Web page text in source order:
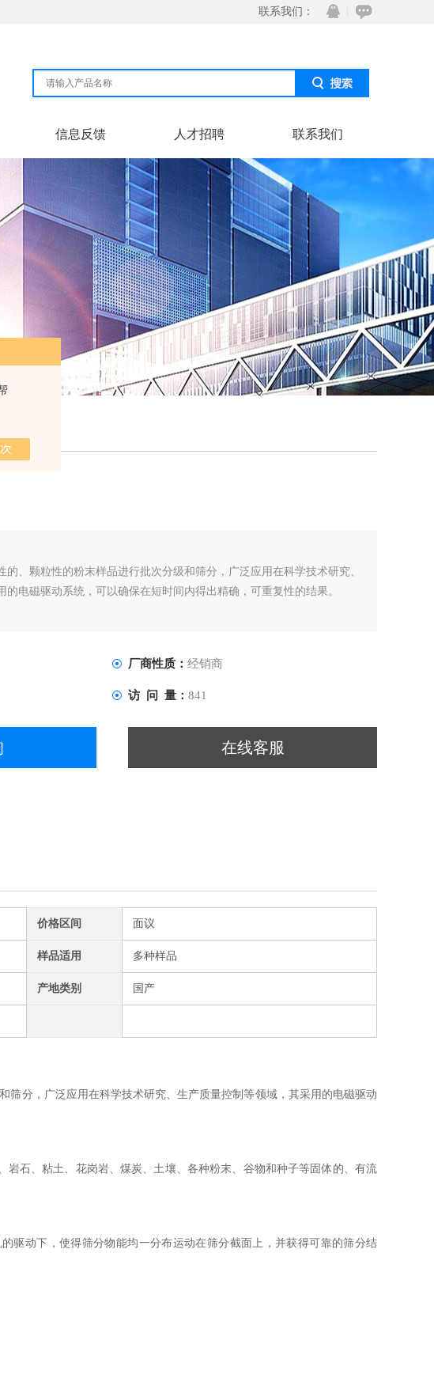
联系我们：
在线
QQ
信息反馈 人才招聘 联系我们
的、颗粒性的粉末样品进行批次分级和筛分，广泛应用在科学技术研究、
的电磁驱动系统，可以确保在短时间内得出精确，可重复性的结果。
厂商性质： 经销商
访 问 量： 841
在线客服
价格区间 面议
样品适用 多种样品
产地类别 国产
筛分，广泛应用在科学技术研究、生产质量控制等领域，其采用的电磁驱动
岩石、粘土、花岗岩、煤炭、土壤、各种粉末、谷物和种子等固体的、有流
驱动下，使得筛分物能均一分布运动在筛分截面上，并获得可靠的筛分结